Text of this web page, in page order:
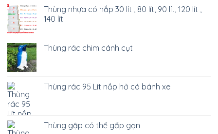
Thùng nhựa có nắp 30 lít , 80 lít, 90 lít, 120 lít ,
140 lít
Thùng rác chim cánh cụt
Thùng rác 95 Lít nắp hở có bánh xe
Thùng gập có thể gấp gọn